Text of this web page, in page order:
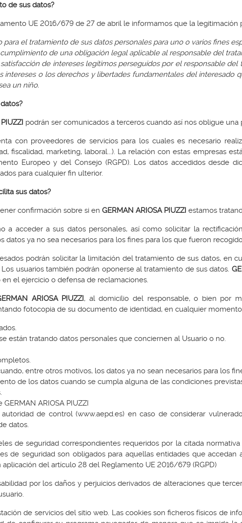
de sus datos?
UE 2016/679 de 27 de abril le informamos que la legitimación
el tratamiento de sus datos personales para uno o varios fines
de una obligación legal aplicable al responsable del
de intereses legítimos perseguidos por el responsable
intereses o los derechos y libertades fundamentales del interesado
un niño.
podrán ser comunicados a terceros cuando así nos obligue una
con proveedores de servicios para los cuales es necesario
fiscalidad, marketing, laboral...). La relación con estas empresas
Europeo y del Consejo (RGPD). Los datos accedidos desde
para cualquier fin ulterior.
sus datos?
confirmación sobre si en GERMAN ARIOSA PIUZZI estamos
a acceder a sus datos personales, así como solicitar la
datos ya no sea necesarios para los fines para los que fueron
podrán solicitar la limitación del tratamiento de sus datos, en
usuarios también podrán oponerse al tratamiento de sus datos.
el ejercicio o defensa de reclamaciones.
ARIOSA PIUZZI, al domicilio del responsable, o bien por
fotocopia de su documento de identidad, en cualquier
están tratando datos personales que conciernen al Usuario o no.
entre otros motivos, los datos ya no sean necesarios para los
de los datos cuando se cumpla alguna de las condiciones
ARIOSA PIUZZI
de control (www.aepd.es) en caso de considerar
datos.
de seguridad correspondientes requeridos por la citada
de seguridad son obligados para aquellas entidades que
del artículo 28 del Reglamento UE 2016/679 (RGPD)
por los daños y perjuicios derivados de alteraciones que
de servicios del sitio web. Las cookies son ficheros físicos de